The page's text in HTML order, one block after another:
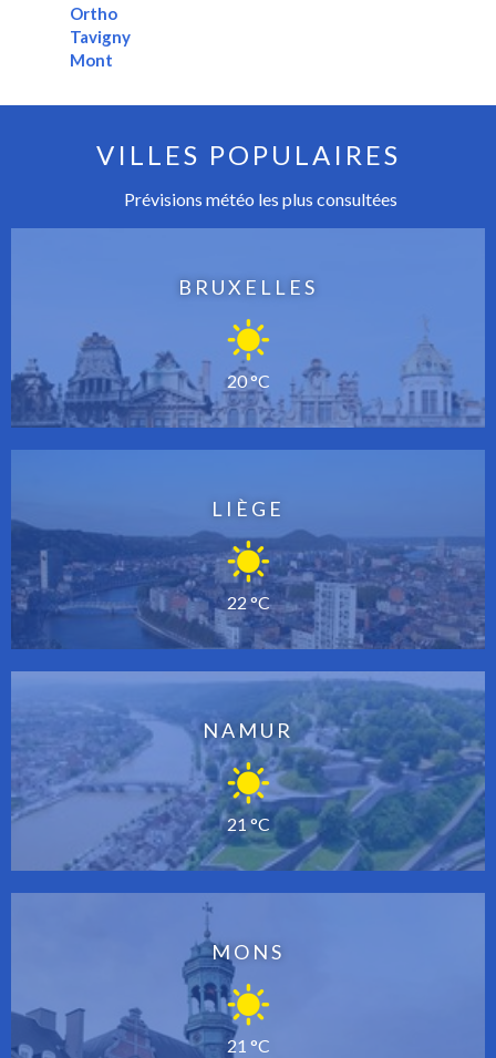
Ortho
Tavigny
Mont
VILLES POPULAIRES
Prévisions météo les plus consultées
BRUXELLES
20 °C
LIÈGE
22 °C
NAMUR
21 °C
MONS
21 °C